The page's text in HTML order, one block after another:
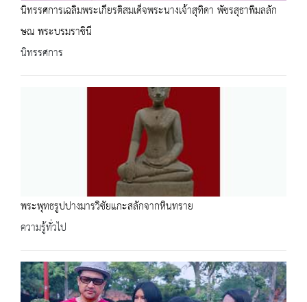
นิทรรศการเฉลิมพระเกียรติสมเด็จพระนางเจ้าสุทิดา พัชรสุธาพิมลลัก
ษณ พระบรมราชินี
นิทรรศการ
พระพุทธรูปปางมารวิชัยแกะสลักจากหินทราย
ความรู้ทั่วไป